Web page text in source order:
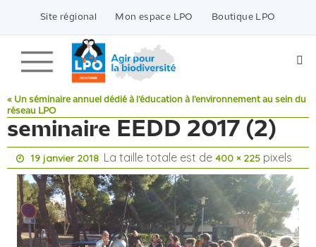
contenu
Site régional Mon espace LPO Boutique LPO
« Un séminaire annuel dédié à l’éducation à l’environnement au sein du
réseau LPO
seminaire EEDD 2017 (2)
19 janvier 2018 La taille totale est de400 × 225 pixels